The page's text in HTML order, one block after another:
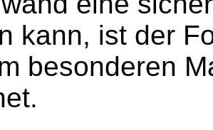
kann, ist der
besonderen